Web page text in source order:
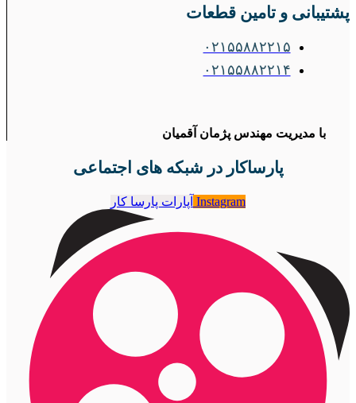
پشتیبانی و تامین قطعات
۰۲۱۵۵۸۸۲۲۱۵
۰۲۱۵۵۸۸۲۲۱۴
با مدیریت مهندس پژمان آقمیان
پارساکار در شبکه های اجتماعی
Instagram آپارات پارسا کار